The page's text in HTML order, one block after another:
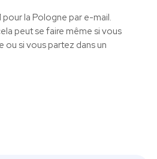
pour la Pologne par e-mail.
peut se faire même si vous
ou si vous partez dans un